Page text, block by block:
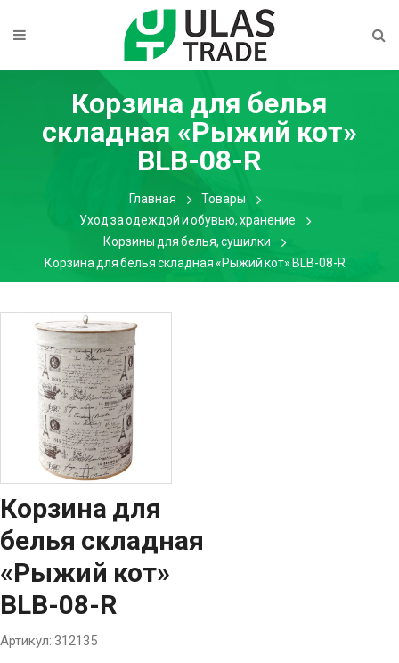
Корзина для белья
складная «Рыжий кот»
BLB-08-R
Главная
Товары
Уход за одеждой и обувью, хранение
Корзины для белья, сушилки
Корзина для белья складная «Рыжий кот» BLB-08-R
Корзина для
белья складная
«Рыжий кот»
BLB-08-R
Артикул: 312135